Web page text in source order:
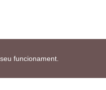
funcionament.